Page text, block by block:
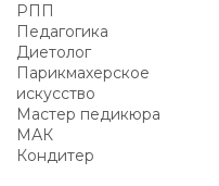
РПП
Педагогика
Диетолог
Парикмахерское
искусство
Мастер педикюра
МАК
Кондитер